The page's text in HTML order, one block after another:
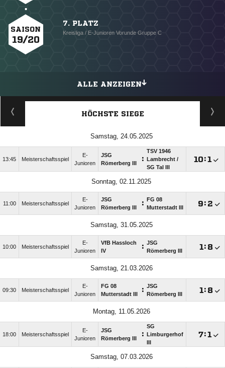
SAISON
19/20
7. PLATZ
Kreisliga / E-Junioren Vorunde Gruppe C
ALLE ANZEIGEN
HÖCHSTE SIEGE
Samstag, 24.05.2025
13:45 Meisterschaftsspiel
E-
Junioren
JSG
Römerberg III
:
TSV 1946
Lambrecht /​
SG Tal III
:
Sonntag, 02.11.2025
11:00 Meisterschaftsspiel
E-
Junioren
JSG
Römerberg III
:
FG 08
Mutterstadt III
: 
Samstag, 31.05.2025
10:00 Meisterschaftsspiel
E-
Junioren
VfB Hassloch
IV
: JSG
Römerberg III
: 
Samstag, 21.03.2026
09:30 Meisterschaftsspiel
E-
Junioren
FG 08
Mutterstadt III
: JSG
Römerberg III
: 
Montag, 11.05.2026
18:00 Meisterschaftsspiel
E-
Junioren
JSG
Römerberg III
:
SG
Limburgerhof
:
Samstag, 07.03.2026